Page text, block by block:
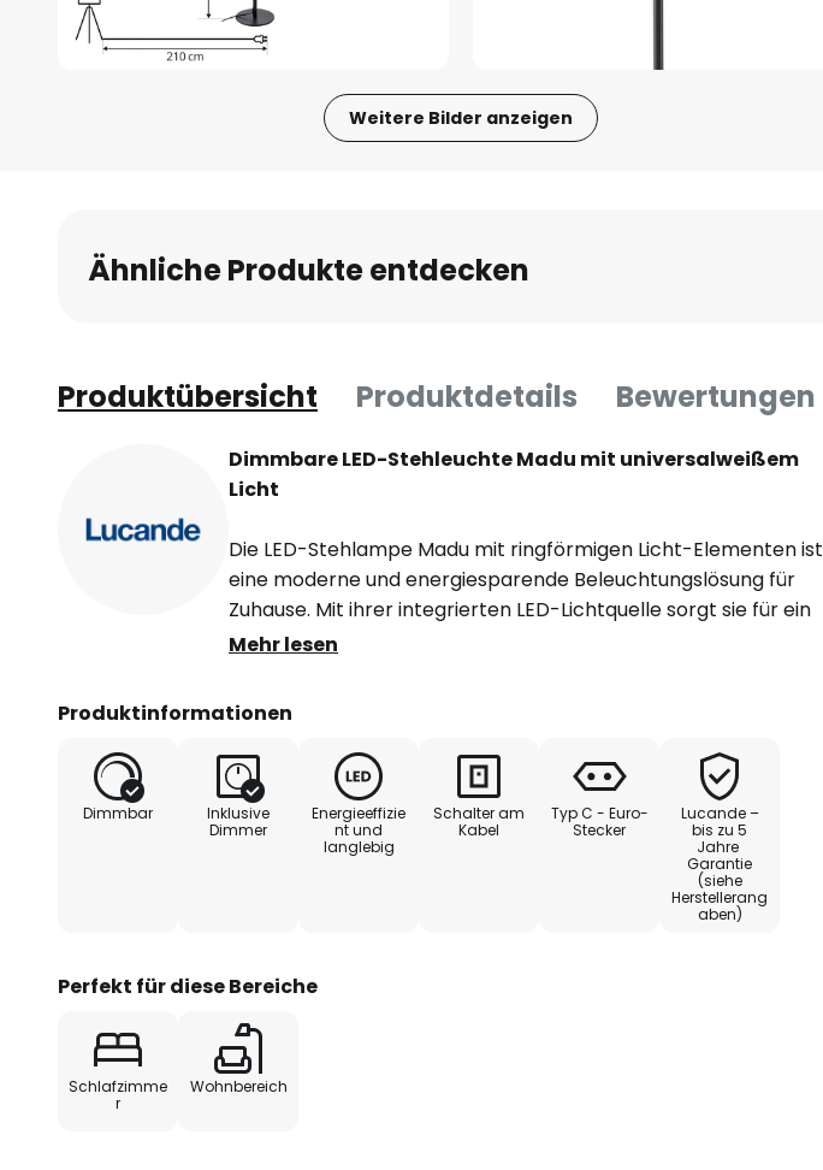
Weitere Bilder anzeigen
Bildgalerie
springen
Ähnliche Produkte entdecken
Produktübersicht Produktdetails Bewertungen
Dimmbare LED-Stehleuchte Madu mit universalweißem
Licht
Die LED-Stehlampe Madu mit ringförmigen Licht-Elementen ist
eine moderne und energiesparende Beleuchtungslösung für
Zuhause. Mit ihrer integrierten LED-Lichtquelle sorgt sie für ein
angenehmes und helles Licht, das rundherum verteilt wird, denn
verteilt.
Der enthaltene Dimmer ermöglicht es die Helligkeit individuell
anzupassen und so eine gemütliche Atmosphäre zu schaffen.
Die ringförmigen Elemente der Stehleuchte verleihen ihr zudem
eine besondere Optik und machen sie zu einem echten
Mehr lesen
Produktinformationen
Dimmbar
Inklusive
Dimmer
Energieeffizie
nt und
langlebig
Schalter am
Kabel
Typ C - Euro-
Stecker
Lucande –
bis zu 5
Jahre
Garantie
(siehe
Herstellerang
aben)
Perfekt für diese Bereiche
Schlafzimme
r
Wohnbereich